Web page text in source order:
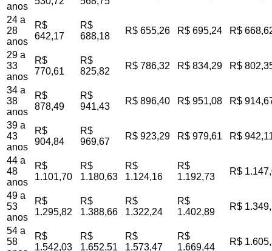
anos
24 a
28
anos
R$
642,17
R$
688,18
R$ 655,26 R$ 695,24 R$
29 a
33
anos
R$
770,61
R$
825,82
R$ 786,32 R$ 834,29 R$
34 a
38
anos
R$
878,49
R$
941,43
R$ 896,40 R$ 951,08 R$
39 a
43
anos
R$
904,84
R$
969,67
R$ 923,29 R$ 979,61 R$
44 a
48
anos
R$
1.101,70
R$
1.180,63
R$
1.124,16
R$
1.192,73
R$
49 a
53
anos
R$
1.295,82
R$
1.388,66
R$
1.322,24
R$
1.402,89
R$
54 a
58
R$
1.542,03
R$
1.652,51
R$
1.573,47
R$
1.669,44
R$